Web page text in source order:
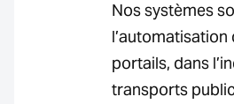
Nos systèmes
portails, dans
transports